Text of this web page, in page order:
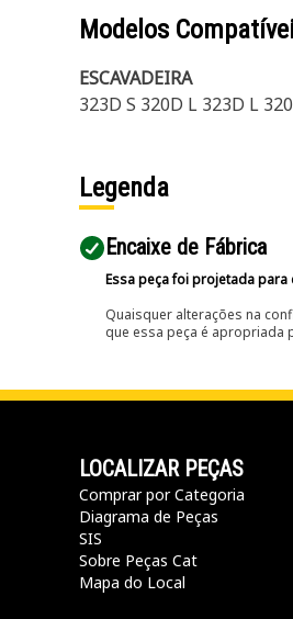
Modelos
ESCAVADEIRA
323D S 320D L 323D L
Legenda
Encaixe de Fábrica
Essa peça foi projetada
Quaisquer alterações na
que essa peça é apropriada
LOCALIZAR PEÇAS
Comprar por Categoria
Diagrama de Peças
SIS
Sobre Peças Cat
Mapa do Local